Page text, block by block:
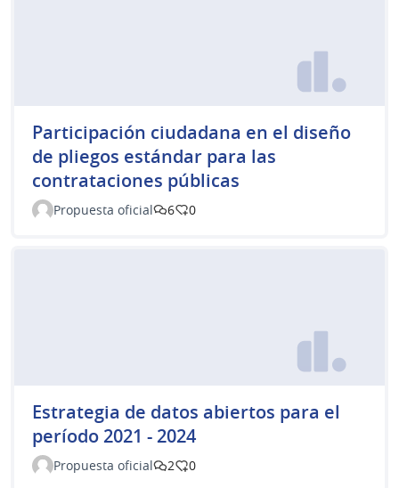
Participación ciudadana en el diseño
de pliegos estándar para las
contrataciones públicas
Propuesta oficial 6 0
Estrategia de datos abiertos para el
período 2021 - 2024
Propuesta oficial 2 0